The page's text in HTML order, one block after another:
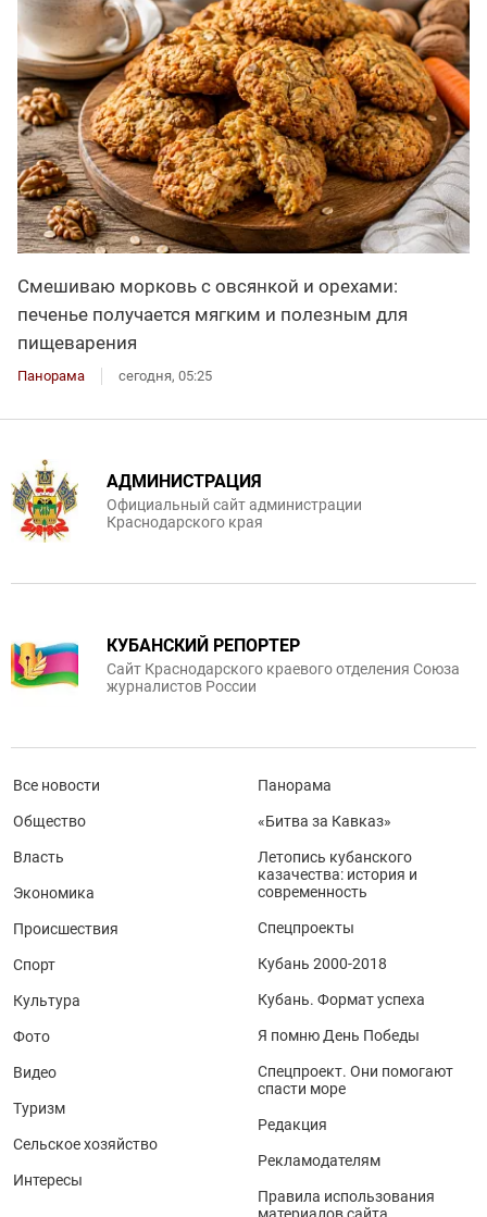
Смешиваю морковь с овсянкой и орехами:
печенье получается мягким и полезным для
пищеварения
Панорама сегодня, 05:25
АДМИНИСТРАЦИЯ
Официальный сайт администрации
Краснодарского края
КУБАНСКИЙ РЕПОРТЕР
Сайт Краснодарского краевого отделения Союза
журналистов России
Все новости
Общество
Власть
Экономика
Происшествия
Спорт
Культура
Фото
Видео
Туризм
Сельское хозяйство
Интересы
Панорама
«Битва за Кавказ»
Летопись кубанского
казачества: история и
современность
Спецпроекты
Кубань 2000-2018
Кубань. Формат успеха
Я помню День Победы
Спецпроект. Они помогают
спасти море
Редакция
Рекламодателям
Правила использования
материалов сайта